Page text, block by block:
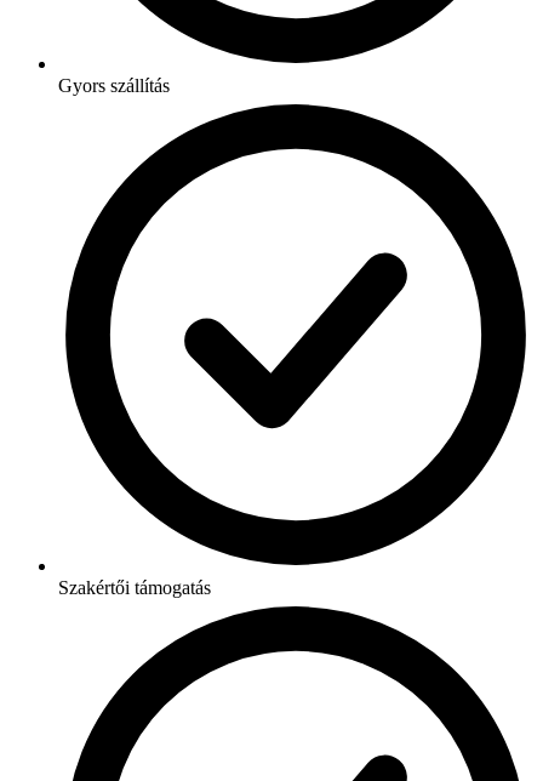
Gyors szállítás
Szakértői támogatás